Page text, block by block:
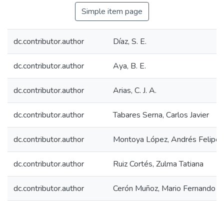
Simple item page
dc.contributor.author Díaz, S. E.
dc.contributor.author Aya, B. E.
dc.contributor.author Arias, C. J. A.
dc.contributor.author Tabares Serna, Carlos Javier
dc.contributor.author Montoya López, Andrés Felipe
dc.contributor.author Ruiz Cortés, Zulma Tatiana
dc.contributor.author Cerón Muñoz, Mario Fernando